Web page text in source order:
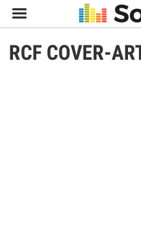

RCF COVER-